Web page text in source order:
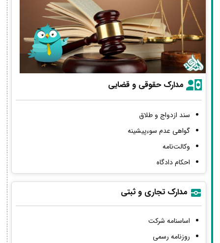
مدارک حقوقی و قضایی
سند ازدواج و طلاق
گواهی عدم سوءپیشینه
وکالت‌نامه
احکام دادگاه
مدارک تجاری و ثبتی
اساسنامه شرکت
روزنامه رسمی